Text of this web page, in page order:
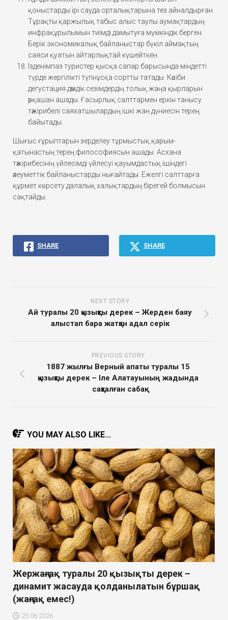
қоныстарды ірі сауда орталықтарына тез айналдырған.
Тұрақты қаржылық табыс алыс таулы аумақтардың
инфрақұрылымын тиімді дамытуға мүмкіндік берген.
Берік экономикалық байланыстар бүкіл аймақтың
саяси қуатын айтарлықтай күшейткен.
Ізденімпаз туристер қысқа сапар барысында міндетті
түрде жергілікті түпнұсқа сортты татады. Кәсіби
дегустация дәмдік сезімдердің толық жаңа қырларын
әрқашан ашады. Ғасырлық салттармен еркін танысу
тәжірибелі саяхатшылардың ішкі жан дүниесін терең
байытады.
Шығыс ғұрыптарын зерделеу тұрмыстық қарым-
қатынастың терең философиясын ашады. Асхана
тәжірибесінің үйлесімді үйлесуі қауымдастық ішіндегі
әлеуметтік байланыстарды нығайтады. Ежелгі салттарға
құрмет көрсету далалық халықтардың бірегей болмысын
сақтайды.
SHARE SHARE
NEXT STORY
Ай туралы 20 қызықты дерек – Жерден баяу
алыстап бара жатқан адал серік
PREVIOUS STORY
1887 жылғы Верный апаты туралы 15
қызықты дерек – Іле Алатауының жадында
сақталған сабақ
YOU MAY ALSO LIKE...
Жержаңғақ туралы 20 қызықты дерек –
динамит жасауда қолданылатын бұршақ
(жаңғақ емес!)
25.06.2026